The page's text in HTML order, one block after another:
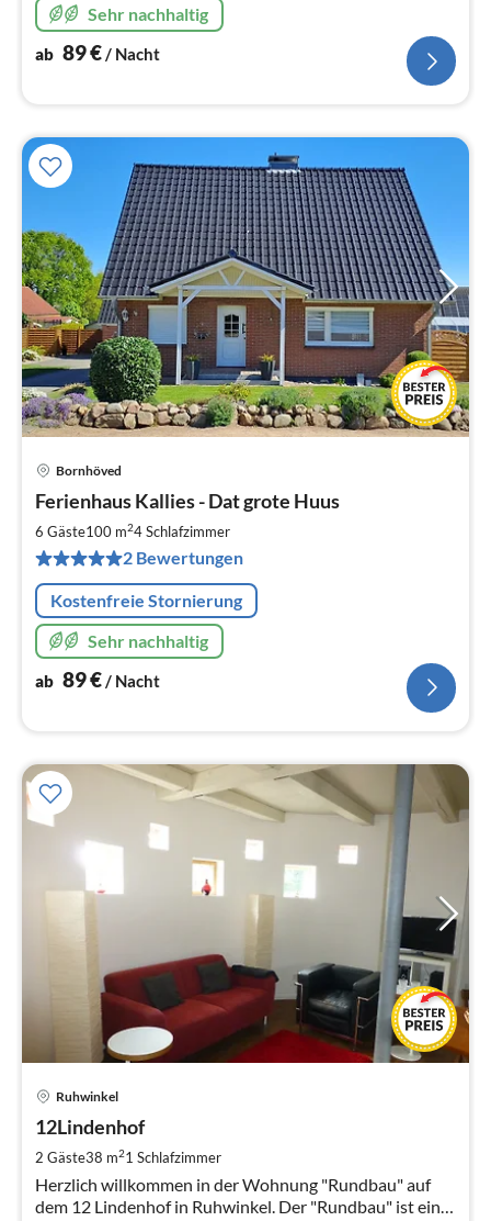
Sehr nachhaltig
ab 89€/ Nacht
Bornhöved
Ferienhaus Kallies - Dat grote Huus
6 Gäste100 m24Schlafzimmer
2 Bewertungen
Kostenfreie Stornierung
Sehr nachhaltig
ab 89€/ Nacht
Ruhwinkel
12Lindenhof
2 Gäste38 m21 Schlafzimmer
Herzlich willkommen in der Wohnung "Rundbau" auf
dem 12 Lindenhof in Ruhwinkel. Der "Rundbau" ist ein